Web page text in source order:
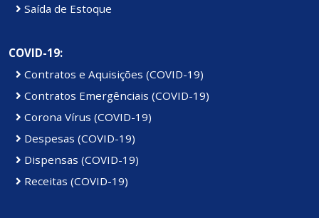
Saída de Estoque
COVID-19:
Contratos e Aquisições (COVID-19)
Contratos Emergênciais (COVID-19)
Corona Vírus (COVID-19)
Despesas (COVID-19)
Dispensas (COVID-19)
Receitas (COVID-19)